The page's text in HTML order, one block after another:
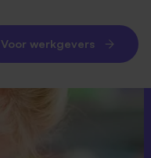
Voor werkgevers